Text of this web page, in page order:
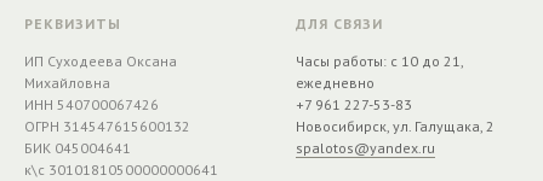
РЕКВИЗИТЫ
ИП Суходеева Оксана
Михайловна
ИНН 540700067426
ОГРН 314547615600132
БИК 045004641
к\с 30101810500000000641
ДЛЯ СВЯЗИ
Часы работы: с 10 до 21,
ежедневно
+7 961 227-53-83
Новосибирск, ул. Галущака, 2
spalotos@yandex.ru